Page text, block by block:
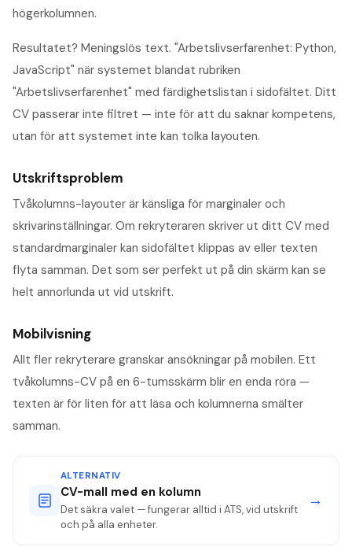
högerkolumnen.
Resultatet? Meningslös text. "Arbetslivserfarenhet: Python,
JavaScript" när systemet blandat rubriken
"Arbetslivserfarenhet" med färdighetslistan i sidofältet. Ditt
CV passerar inte filtret — inte för att du saknar kompetens,
utan för att systemet inte kan tolka layouten.
Utskriftsproblem
Tvåkolumns-layouter är känsliga för marginaler och
skrivarinställningar. Om rekryteraren skriver ut ditt CV med
standardmarginaler kan sidofältet klippas av eller texten
flyta samman. Det som ser perfekt ut på din skärm kan se
helt annorlunda ut vid utskrift.
Mobilvisning
Allt fler rekryterare granskar ansökningar på mobilen. Ett
tvåkolumns-CV på en 6-tumsskärm blir en enda röra —
texten är för liten för att läsa och kolumnerna smälter
samman.
ALTERNATIV
CV-mall med en kolumn
Det säkra valet — fungerar alltid i ATS, vid utskrift
och på alla enheter.
→